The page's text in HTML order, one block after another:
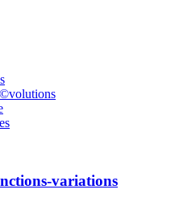
variations